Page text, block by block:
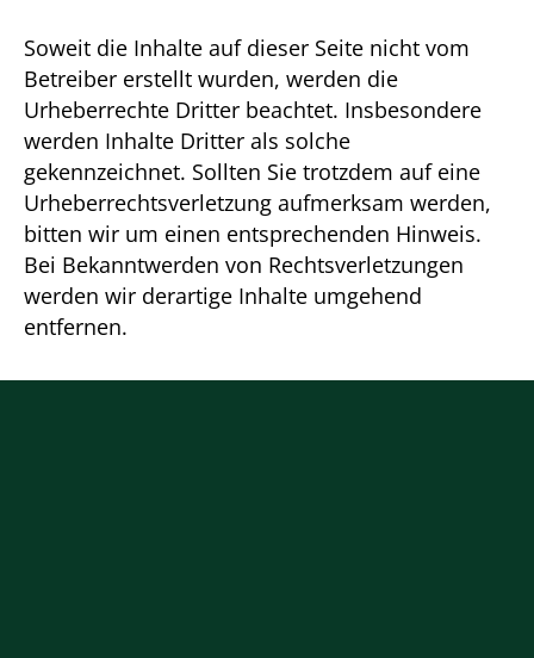
Soweit die Inhalte auf dieser Seite nicht vom
Betreiber erstellt wurden, werden die
Urheberrechte Dritter beachtet. Insbesondere
werden Inhalte Dritter als solche
gekennzeichnet. Sollten Sie trotzdem auf eine
Urheberrechtsverletzung aufmerksam werden,
bitten wir um einen entsprechenden Hinweis.
Bei Bekanntwerden von Rechtsverletzungen
werden wir derartige Inhalte umgehend
entfernen.